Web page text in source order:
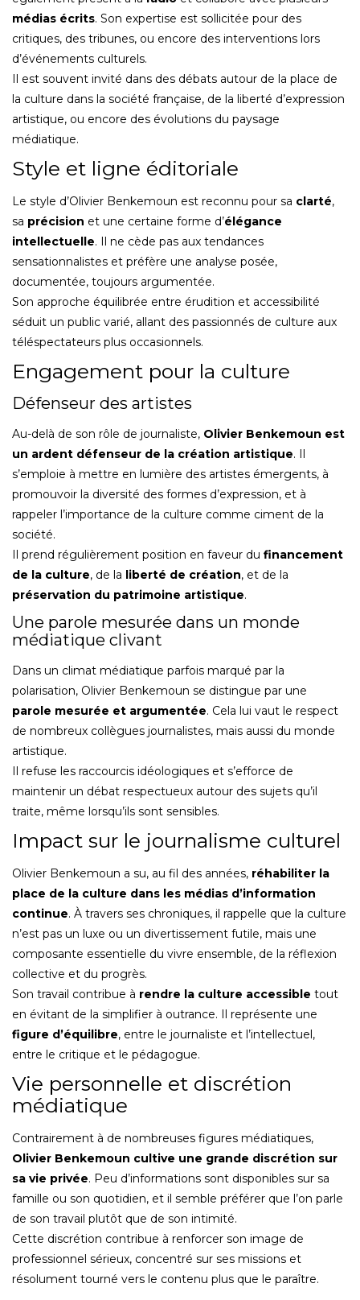
médias écrits. Son expertise est sollicitée pour des
critiques, des tribunes, ou encore des interventions lors
d’événements culturels.
Il est souvent invité dans des débats autour de la place de
la culture dans la société française, de la liberté d’expression
artistique, ou encore des évolutions du paysage
médiatique.
Style et ligne éditoriale
Le style d’Olivier Benkemoun est reconnu pour sa clarté,
sa précision et une certaine forme d’élégance
intellectuelle. Il ne cède pas aux tendances
sensationnalistes et préfère une analyse posée,
documentée, toujours argumentée.
Son approche équilibrée entre érudition et accessibilité
séduit un public varié, allant des passionnés de culture aux
téléspectateurs plus occasionnels.
Engagement pour la culture
Défenseur des artistes
Au-delà de son rôle de journaliste, Olivier Benkemoun est
un ardent défenseur de la création artistique. Il
s’emploie à mettre en lumière des artistes émergents, à
promouvoir la diversité des formes d’expression, et à
rappeler l’importance de la culture comme ciment de la
société.
Il prend régulièrement position en faveur du financement
de la culture, de la liberté de création, et de la
préservation du patrimoine artistique.
Une parole mesurée dans un monde
médiatique clivant
Dans un climat médiatique parfois marqué par la
polarisation, Olivier Benkemoun se distingue par une
parole mesurée et argumentée. Cela lui vaut le respect
de nombreux collègues journalistes, mais aussi du monde
artistique.
Il refuse les raccourcis idéologiques et s’efforce de
maintenir un débat respectueux autour des sujets qu’il
traite, même lorsqu’ils sont sensibles.
Impact sur le journalisme culturel
Olivier Benkemoun a su, au fil des années, réhabiliter la
place de la culture dans les médias d’information
continue. À travers ses chroniques, il rappelle que la culture
n’est pas un luxe ou un divertissement futile, mais une
composante essentielle du vivre ensemble, de la réflexion
collective et du progrès.
Son travail contribue à rendre la culture accessible tout
en évitant de la simplifier à outrance. Il représente une
figure d’équilibre, entre le journaliste et l’intellectuel,
entre le critique et le pédagogue.
Vie personnelle et discrétion
médiatique
Contrairement à de nombreuses figures médiatiques,
Olivier Benkemoun cultive une grande discrétion sur
sa vie privée. Peu d’informations sont disponibles sur sa
famille ou son quotidien, et il semble préférer que l’on parle
de son travail plutôt que de son intimité.
Cette discrétion contribue à renforcer son image de
professionnel sérieux, concentré sur ses missions et
résolument tourné vers le contenu plus que le paraître.